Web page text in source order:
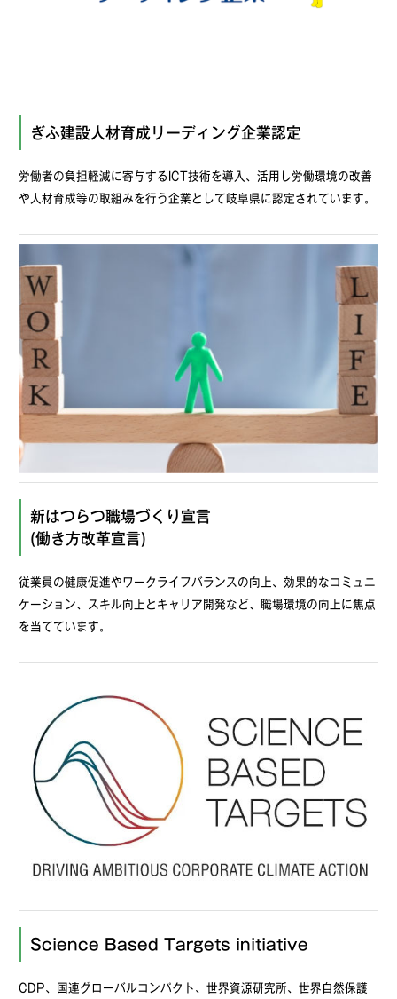
ぎふ建設人材育成リーディング企業認定
労働者の負担軽減に寄与するICT技術を導入、活用し労働環境の改善
や人材育成等の取組みを行う企業として岐阜県に認定されています。
新はつらつ職場づくり宣言
(働き方改革宣言)
従業員の健康促進やワークライフバランスの向上、効果的なコミュニ
ケーション、スキル向上とキャリア開発など、職場環境の向上に焦点
を当てています。
Science Based Targets initiative
CDP、国連グローバルコンパクト、世界資源研究所、世界自然保護